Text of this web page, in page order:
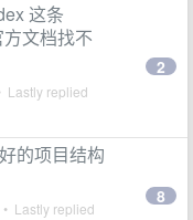
这条
文档找不
Lastly replied
2
的项目结构
• Lastly replied
8